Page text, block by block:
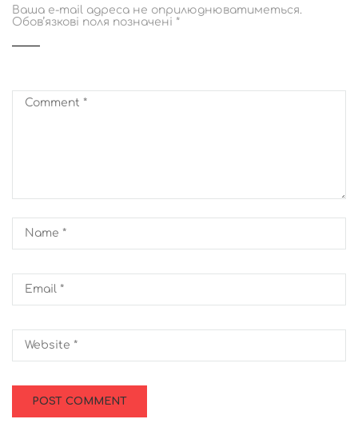
Ваша e-mail адреса не оприлюднюватиметься.
Обов’язкові поля позначені *